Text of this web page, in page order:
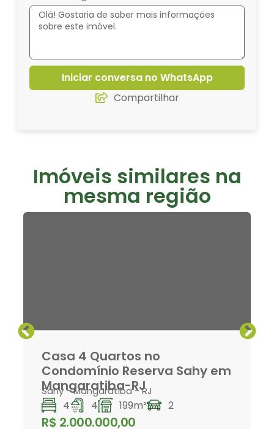
Iniciar conversa no WhatsApp
Compartilhar
Imóveis similares na
mesma região
Casa 4 Quartos no
Condomínio Reserva Sahy em
Mangaratiba-RJ
Sahy-Mangaratiba- RJ
4 4 199m² 2
R$ 2.000.000,00